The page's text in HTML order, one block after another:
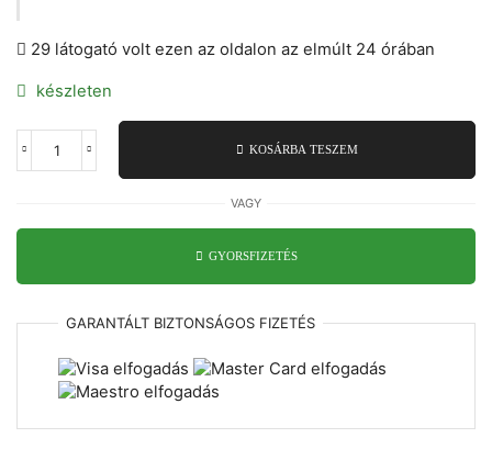
29 látogató volt ezen az oldalon az elmúlt 24 órában
készleten
Okosház
KOSÁRBA TESZEM
VAGY
GYORSFIZETÉS
GARANTÁLT BIZTONSÁGOS FIZETÉS